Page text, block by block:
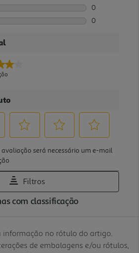
informação no rótulo do artigo.
de embalagens e/ou rótulos,